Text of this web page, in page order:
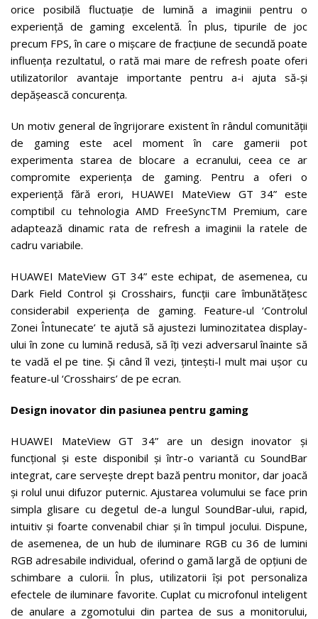
orice posibilă fluctuație de lumină a imaginii pentru o
experiență de gaming excelentă. În plus, tipurile de joc
precum FPS, în care o mișcare de fracțiune de secundă poate
influența rezultatul, o rată mai mare de refresh poate oferi
utilizatorilor avantaje importante pentru a-i ajuta să-și
depășească concurența.
Un motiv general de îngrijorare existent în rândul comunității
de gaming este acel moment în care gamerii pot
experimenta starea de blocare a ecranului, ceea ce ar
compromite experiența de gaming. Pentru a oferi o
experiență fără erori, HUAWEI MateView GT 34” este
comptibil cu tehnologia AMD FreeSyncTM Premium, care
adaptează dinamic rata de refresh a imaginii la ratele de
cadru variabile.
HUAWEI MateView GT 34” este echipat, de asemenea, cu
Dark Field Control și Crosshairs, funcții care îmbunătățesc
considerabil experiența de gaming. Feature-ul ‘Controlul
Zonei Întunecate’ te ajută să ajustezi luminozitatea display-
ului în zone cu lumină redusă, să îți vezi adversarul înainte să
te vadă el pe tine. Și când îl vezi, țintești-l mult mai ușor cu
feature-ul ‘Crosshairs’ de pe ecran.
Design inovator din pasiunea pentru gaming
HUAWEI MateView GT 34” are un design inovator și
funcțional și este disponibil și într-o variantă cu SoundBar
integrat, care servește drept bază pentru monitor, dar joacă
și rolul unui difuzor puternic. Ajustarea volumului se face prin
simpla glisare cu degetul de-a lungul SoundBar-ului, rapid,
intuitiv și foarte convenabil chiar și în timpul jocului. Dispune,
de asemenea, de un hub de iluminare RGB cu 36 de lumini
RGB adresabile individual, oferind o gamă largă de opțiuni de
schimbare a culorii. În plus, utilizatorii își pot personaliza
efectele de iluminare favorite. Cuplat cu microfonul inteligent
de anulare a zgomotului din partea de sus a monitorului,